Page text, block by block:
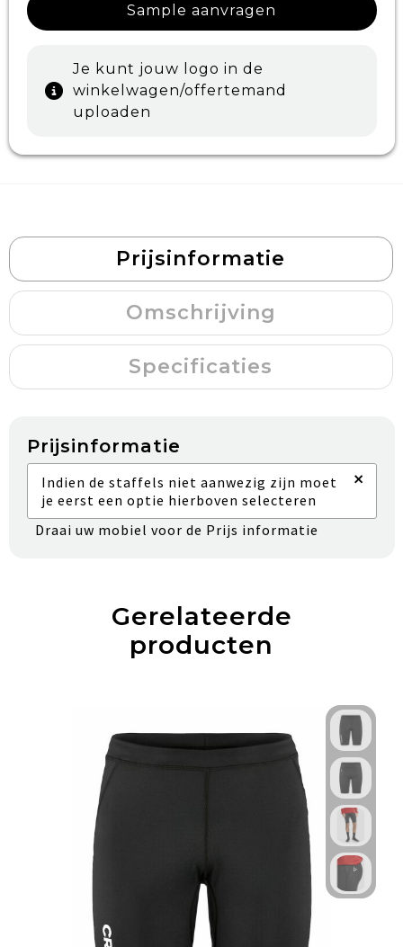
Sample aanvragen
Je kunt jouw logo in de
winkelwagen/offertemand
uploaden
Prijsinformatie
Omschrijving
Specificaties
Prijsinformatie
Indien de staffels niet aanwezig zijn moet
je eerst een optie hierboven selecteren
×
Draai uw mobiel voor de Prijs informatie
Gerelateerde
producten